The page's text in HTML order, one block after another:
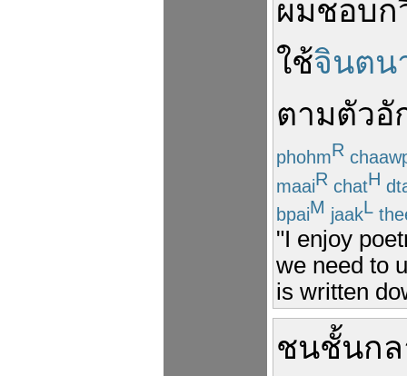
ผมชอบก
ใช้จินตน
ตามตัวอั
phohmR
maaiR chatH
bpaiM jaakL
"I enjoy
we need to
is written
ชนชั้นกล